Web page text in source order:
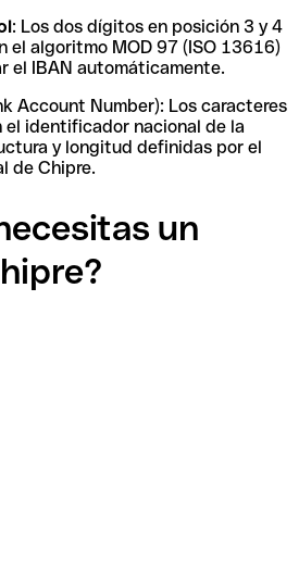
: Los dos dígitos en posición 3 y 4
el algoritmo MOD 97 (ISO 13616)
el IBAN automáticamente.
Account Number): Los caracteres
el identificador nacional de la
y longitud definidas por el
de Chipre.
un